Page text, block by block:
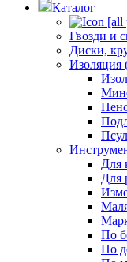
Каталог
Гвозди и
Диски,
Изоляция
Псул
Для
Для
По
По